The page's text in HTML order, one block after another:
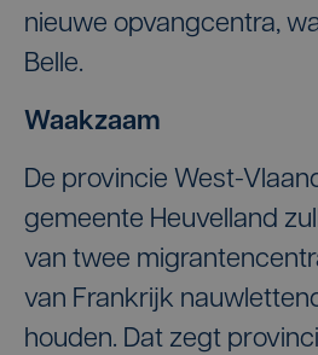
nieuwe opvangcentra,
Belle.
Waakzaam
De provincie West-
gemeente Heuvelland
van twee
van Frankrijk
houden. Dat zegt